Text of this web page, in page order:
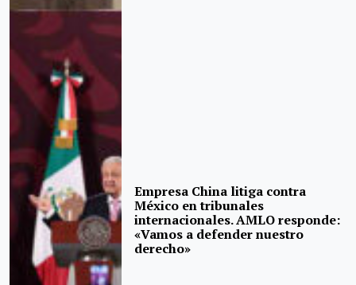
Empresa China litiga contra
México en tribunales
internacionales. AMLO responde:
«Vamos a defender nuestro
derecho»